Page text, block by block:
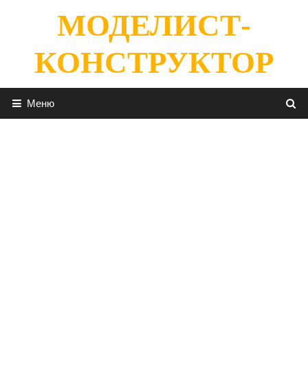
содержимомуМОДЕЛИСТ-
КОНСТРУКТОР
Меню